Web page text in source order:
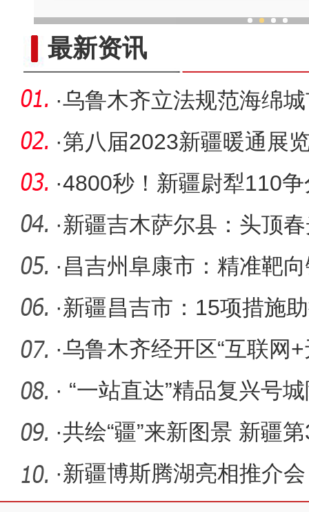
最新资讯
·乌鲁木齐立法规范海绵
·第八届2023新疆暖通展
·4800秒！新疆尉犁110
年
·新疆吉木萨尔县：头顶
谋振兴
·昌吉州阜康市：精准靶
集聚红利
·新疆昌吉市：15项措施
·乌鲁木齐经开区“互联网
费帮你
· “一站直达”精品复兴号
出行更
·共绘“疆”来新图景 新疆
月活动
·新疆博斯腾湖亮相推介